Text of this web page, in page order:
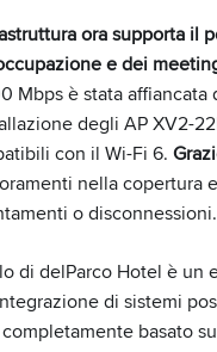
ora supporta il
e dei
Mbps è stata
degli AP XV2-
con il Wi-Fi 6.
nella copertura
o disconnessioni.
di delParco Hotel è un
di sistemi
basato